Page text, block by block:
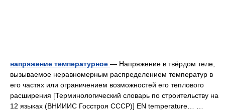
напряжение температурное — Напряжение в твёрдом теле,
вызываемое неравномерным распределением температур в
его частях или ограничением возможностей его теплового
расширения [Терминологический словарь по строительству на
12 языках (ВНИИИС Госстроя СССР)] EN temperature… …